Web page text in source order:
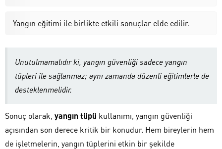
Yangın eğitimi ile birlikte etkili sonuçlar elde edilir.
Unutulmamalıdır ki, yangın güvenliği sadece yangın
tüpleri ile sağlanmaz; aynı zamanda düzenli eğitimlerle de
desteklenmelidir.
Sonuç olarak, yangın tüpü kullanımı, yangın güvenliği
açısından son derece kritik bir konudur. Hem bireylerin hem
de işletmelerin, yangın tüplerini etkin bir şekilde